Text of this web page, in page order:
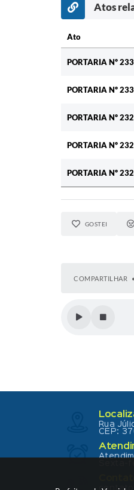
Atos
Ato
PORTARIA Nº
PORTARIA Nº
PORTARIA Nº
PORTARIA Nº
PORTARIA Nº
GOSTEI
COMPARTILHAR
Rua
CEP: